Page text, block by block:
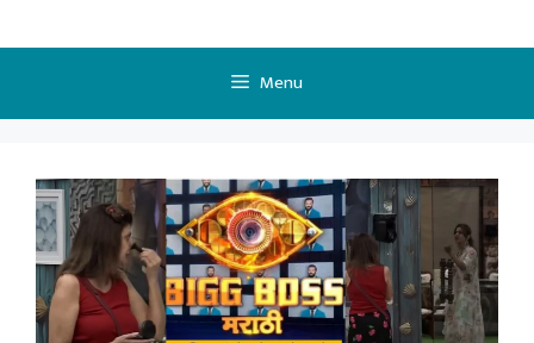
to
Menu